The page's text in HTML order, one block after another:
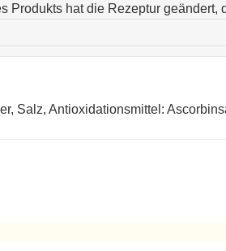
Produkts hat die Rezeptur
Salz, Antioxidationsmittel: